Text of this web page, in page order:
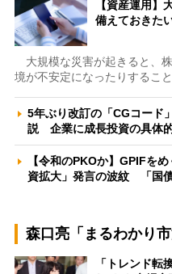
【資産運用】
備えておきた
大規模な災害が起きると、
境が不安定になったりするこ
5年ぶり改訂の「CGコード
説 企業に成長投資の具体
【令和のPKOか】GPIFを
資拡大」発言の波紋 「国
森口亮「まるわかり市
「トレンド転